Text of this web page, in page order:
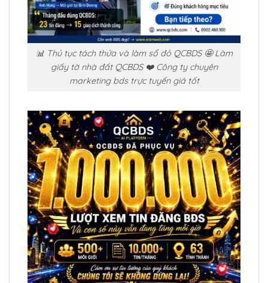
📊 Thủ tục tách thửa và làm sổ đỏ QCBDS 🤩 Làm
giấy tờ nhà đất QCBDS ❤️ Công ty chuyên
marketing bds trực tuyến giá tốt